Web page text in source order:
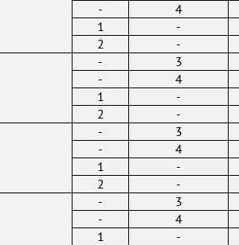
-
4
1
-
2
-
- 3
-
4
1
-
2
-
- 3
-
4
1
-
2
-
- 3
-
4
1
-